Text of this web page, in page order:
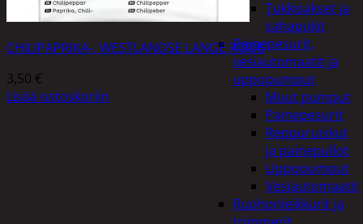
Tukkisakset ja
sahapukit
Painepesurit,
vesiautomaatit ja
uppopumput
Muut pumput
Painepesurit
Reppuruiskut
ja painepullot
Uppopumput
Vesiautomaatit
Ruohonleikkurit ja
CHILIPAPRIKA-, WESTLANDSE LANGE RODE
3,50 €
Lisää ostoskoriin